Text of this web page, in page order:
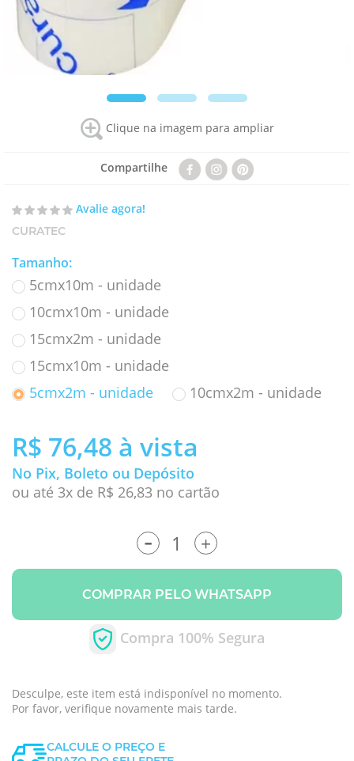
Clique na imagem para ampliar
Compartilhe
Avalie agora!
CURATEC
Tamanho:
5cmx10m - unidade
10cmx10m - unidade
15cmx2m - unidade
15cmx10m - unidade
5cmx2m - unidade
10cmx2m - unidade
R$ 76,48 à vista
No Pix, Boleto ou Depósito
ou até 3x de R$ 26,83 no cartão
- +
COMPRAR PELO WHATSAPP
Compra 100% Segura
Desculpe, este item está indisponível no momento.
Por favor, verifique novamente mais tarde.
CALCULE O PREÇO E